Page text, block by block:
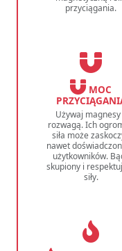
przyciągania.
MOC
Używaj magnesy
rozwagą. Ich
siła może
nawet
użytkowników.
skupiony i
siły.